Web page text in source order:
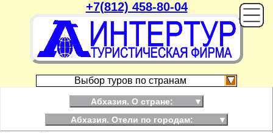
+7(812) 458-80-04
Выбор туров по странам
Абхазия. О стране:
▼
Абхазия. Отели по городам:
▼